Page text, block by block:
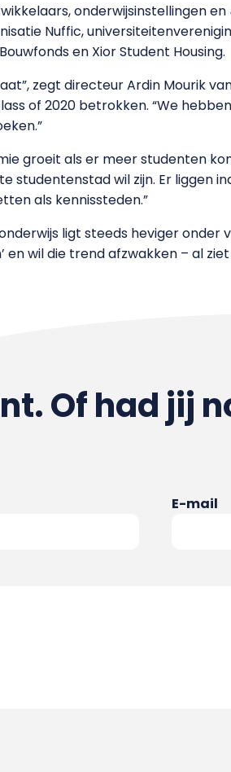
onderwijsinstellingen en
Nuffic,
en Xior Student Housing.
zegt directeur Ardin Mourik
of 2020 betrokken. “We
groeit als er meer studenten
studentenstad wil zijn. Er liggen
als kennissteden.”
ligt steeds heviger onder
en wil die trend afzwakken – al
Of had jij
E-mail